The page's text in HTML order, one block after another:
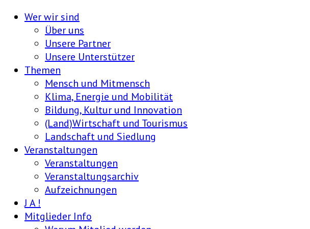
Wer wir sind
Über uns
Unsere Partner
Unsere Unterstützer
Themen
Mensch und Mitmensch
Klima, Energie und Mobilität
Bildung, Kultur und Innovation
(Land)Wirtschaft und Tourismus
Landschaft und Siedlung
Veranstaltungen
Veranstaltungen
Veranstaltungsarchiv
Aufzeichnungen
J A !
Mitglieder Info